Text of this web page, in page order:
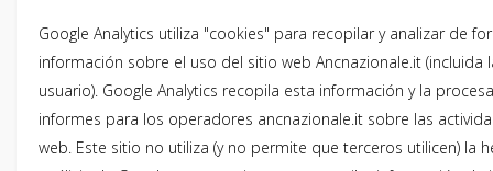
Google Analytics utiliza "cookies" para recopilar y analizar de
información sobre el uso del sitio web Ancnazionale.it (incluida
usuario). Google Analytics recopila esta información y la
informes para los operadores ancnazionale.it sobre las
web. Este sitio no utiliza (y no permite que terceros utilicen) la